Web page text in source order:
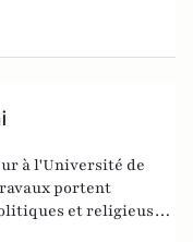
à l'Université de
portent
et religieuses
les questions de la